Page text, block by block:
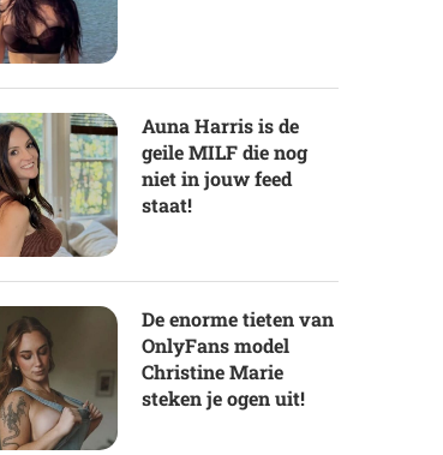
Auna Harris is de
geile MILF die nog
niet in jouw feed
staat!
De enorme tieten van
OnlyFans model
Christine Marie
steken je ogen uit!